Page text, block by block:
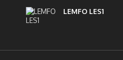
LEMFO LES1